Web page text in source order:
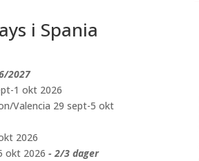
i Spania
2027
1 okt 2026
Valencia 29 sept-5 okt
2026
okt 2026 - 2/3 dager